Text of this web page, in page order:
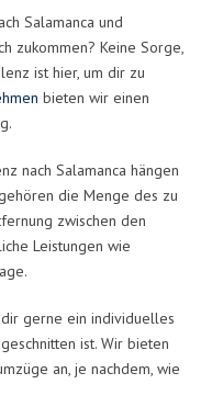
Salamanca und
zukommen? Keine Sorge,
ist hier, um dir zu
bieten wir einen
nach Salamanca hängen
die Menge des zu
zwischen den
Leistungen wie
gerne ein individuelles
ist. Wir bieten
an, je nachdem, wie